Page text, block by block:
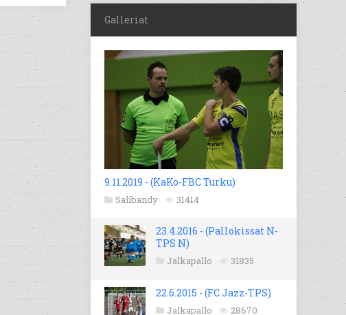
Galleriat
9.11.2019 - (KaKo-FBC Turku)
Salibandy 31414
23.4.2016 - (Pallokissat N-
TPS N)
Jalkapallo 31835
22.6.2015 - (FC Jazz-TPS)
Jalkapallo 28670